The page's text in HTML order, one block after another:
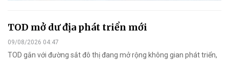
TOD mở dư địa phát triển mới
09/08/2026 04:47
TOD gắn với đường sắt đô thị đang mở rộng không gian phát triển,